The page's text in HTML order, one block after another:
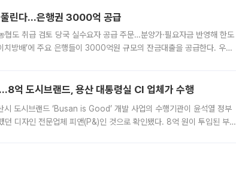
풀린다…은행권 3000억 공급
협도 취급 검토 당국 실수요자 공급 주문…분양가·필요자금 반영해 한도
치방배’에 주요 은행들이 3000억원 규모의 잔금대출을 공급한다. 우리
도시브랜드, 용산 대통령실 CI 업체가 수행
시 도시브랜드 ‘Busan is Good’ 개발 사업의 수행기관이 윤석열 정부
던 디자인 전문업체 피앤(P&)인 것으로 확인됐다. 8억 원이 투입된 부산